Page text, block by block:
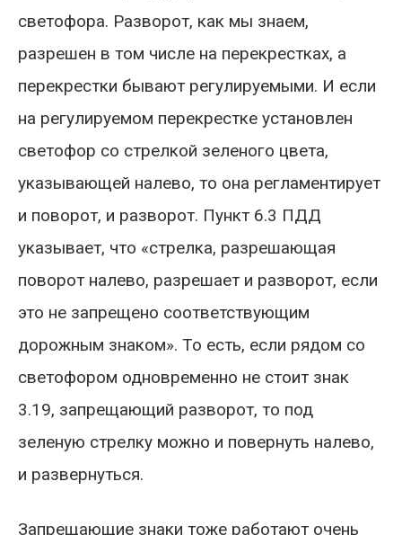
светофора. Разворот, как мы знаем,
разрешен в том числе на перекрестках, а
перекрестки бывают регулируемыми. И если
на регулируемом перекрестке установлен
светофор со стрелкой зеленого цвета,
указывающей налево, то она регламентирует
и поворот, и разворот. Пункт 6.3 ПДД
указывает, что «стрелка, разрешающая
поворот налево, разрешает и разворот, если
это не запрещено соответствующим
дорожным знаком». То есть, если рядом со
светофором одновременно не стоит знак
3.19, запрещающий разворот, то под
зеленую стрелку можно и повернуть налево,
и развернуться.
Запрещающие знаки тоже работают очень